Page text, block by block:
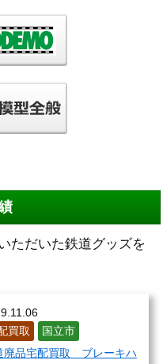
ただいた鉄道グッズを
買取
国立市
廃品宅配買取 ブレーキハ